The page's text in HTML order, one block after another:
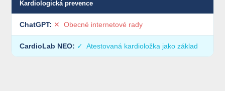
Kardiologická prevence
✕ Obecné internetové rady
✓ Atestovaná kardioložka jako základ